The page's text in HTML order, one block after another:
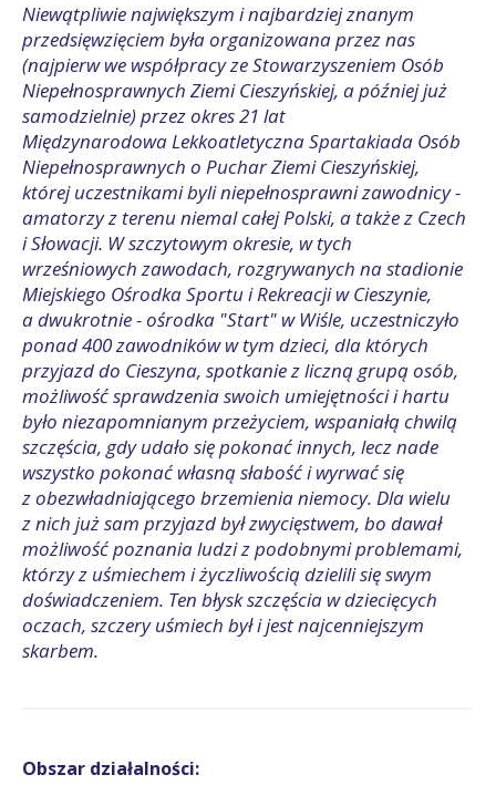
Niewątpliwie największym i najbardziej znanym
przedsięwzięciem była organizowana przez nas
(najpierw we współpracy ze Stowarzyszeniem Osób
Niepełnosprawnych Ziemi Cieszyńskiej, a później już
samodzielnie) przez okres 21 lat
Międzynarodowa Lekkoatletyczna Spartakiada Osób
Niepełnosprawnych o Puchar Ziemi Cieszyńskiej,
której uczestnikami byli niepełnosprawni zawodnicy -
amatorzy z terenu niemal całej Polski, a także z Czech
i Słowacji. W szczytowym okresie, w tych
wrześniowych zawodach, rozgrywanych na stadionie
Miejskiego Ośrodka Sportu i Rekreacji w Cieszynie,
a dwukrotnie - ośrodka "Start" w Wiśle, uczestniczyło
ponad 400 zawodników w tym dzieci, dla których
przyjazd do Cieszyna, spotkanie z liczną grupą osób,
możliwość sprawdzenia swoich umiejętności i hartu
było niezapomnianym przeżyciem, wspaniałą chwilą
szczęścia, gdy udało się pokonać innych, lecz nade
wszystko pokonać własną słabość i wyrwać się
z obezwładniającego brzemienia niemocy. Dla wielu
z nich już sam przyjazd był zwycięstwem, bo dawał
możliwość poznania ludzi z podobnymi problemami,
którzy z uśmiechem i życzliwością dzielili się swym
doświadczeniem. Ten błysk szczęścia w dziecięcych
oczach, szczery uśmiech był i jest najcenniejszym
skarbem.
Obszar działalności: